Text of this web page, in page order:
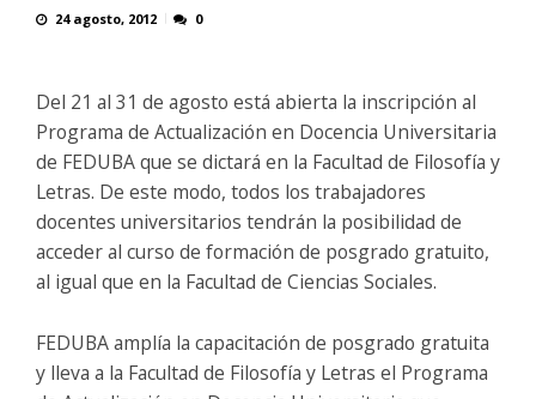
24 agosto, 2012 0
Del 21 al 31 de agosto está abierta la inscripción al
Programa de Actualización en Docencia Universitaria
de FEDUBA que se dictará en la Facultad de Filosofía y
Letras. De este modo, todos los trabajadores
docentes universitarios tendrán la posibilidad de
acceder al curso de formación de posgrado gratuito,
al igual que en la Facultad de Ciencias Sociales.
FEDUBA amplía la capacitación de posgrado gratuita
y lleva a la Facultad de Filosofía y Letras el Programa